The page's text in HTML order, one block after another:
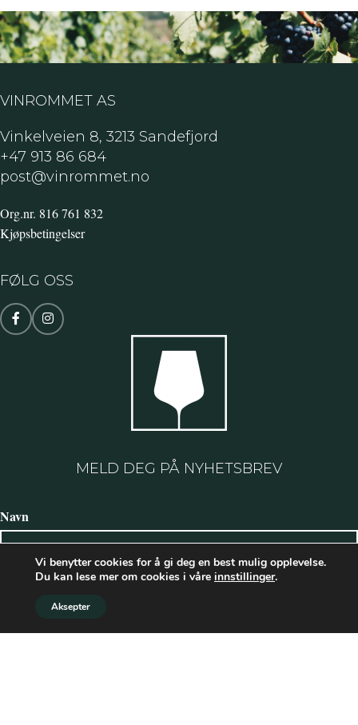
VINROMMET AS
Vinkelveien 8, 3213 Sandefjord
+47 913 86 684
post@vinrommet.no
Org.nr. 816 761 832
Kjøpsbetingelser
FØLG OSS
MELD DEG PÅ NYHETSBREV
Navn
Vi benytter cookies for å gi deg en best mulig opplevelse.
Du kan lese mer om cookies i våre innstillinger.
Aksepter